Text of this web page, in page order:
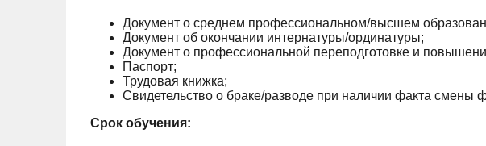
Документ о среднем профессиональном/высшем
Документ об окончании интернатуры/ординатуры;
Документ о профессиональной переподготовке и
Паспорт;
Трудовая книжка;
Свидетельство о браке/разводе при наличии факта смены
Срок обучения: